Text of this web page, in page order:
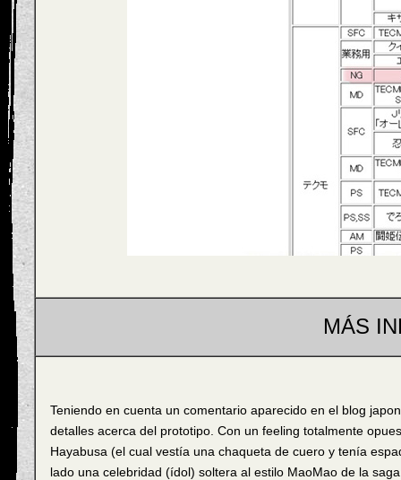
MÁS
Teniendo en cuenta un comentario aparecido en el blog
detalles acerca del prototipo. Con un feeling totalmente
Hayabusa (el cual vestía una chaqueta de cuero y tenía
lado una celebridad (ídol) soltera al estilo MaoMao de la